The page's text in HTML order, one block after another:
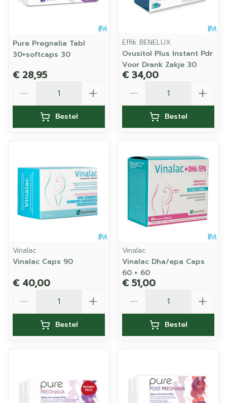
Pure Pregnalia Tabl
30+softcaps 30
€ 28,95
Bestel
Effik BENELUX
Ovusitol Plus Instant Pdr
Voor Drank Zakje 30
€ 34,00
Bestel
Vinalac
Vinalac Caps 90
€ 40,00
Bestel
Vinalac
Vinalac Dha/epa Caps
60 + 60
€ 51,00
Bestel